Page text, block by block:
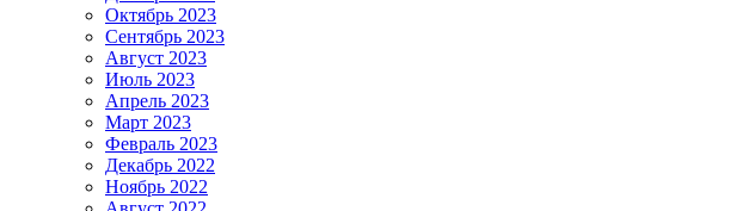
Октябрь 2023
Сентябрь 2023
Август 2023
Июль 2023
Апрель 2023
Март 2023
Февраль 2023
Декабрь 2022
Ноябрь 2022